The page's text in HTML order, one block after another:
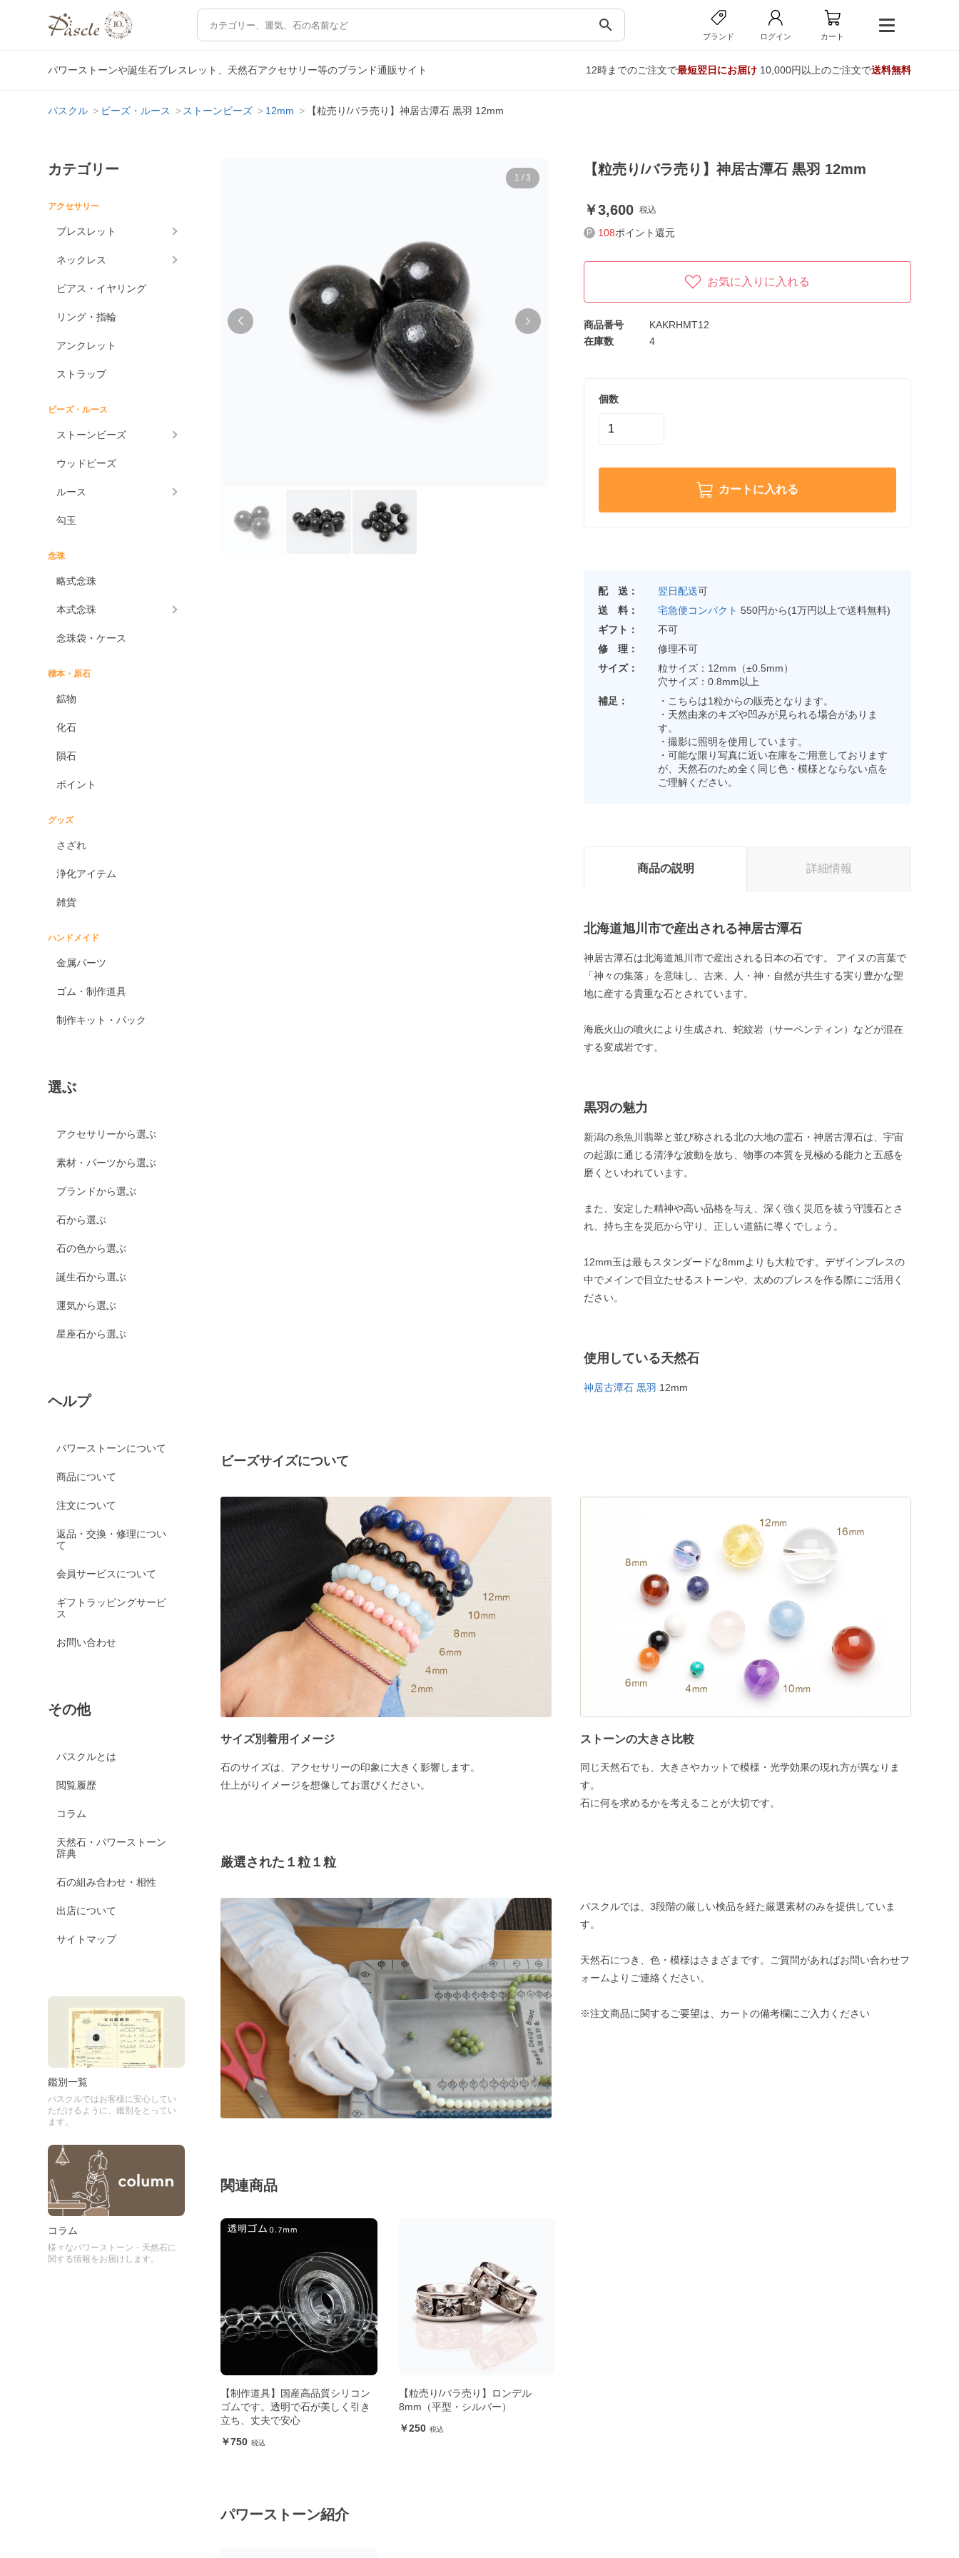
search
ブランド ログイン カート
パワーストーンや誕生石ブレスレット、天然石アクセサリー等のブランド通販サイト 12時までのご注文で最短翌日にお届け10,000円以上のご注文で送料無料
パスクル ビーズ・ルース ストーンビーズ 12mm 【粒売り/バラ売り】神居古潭石 黒羽 12mm
カテゴリー
アクセサリー
ブレスレット
ネックレス
ピアス・イヤリング
リング・指輪
アンクレット
ストラップ
ビーズ・ルース
ストーンビーズ
ウッドビーズ
ルース
勾玉
念珠
略式念珠
本式念珠
念珠袋・ケース
標本・原石
鉱物
化石
隕石
ポイント
グッズ
さざれ
浄化アイテム
雑貨
ハンドメイド
金属パーツ
ゴム・制作道具
制作キット・パック
選ぶ
アクセサリーから選ぶ
素材・パーツから選ぶ
ブランドから選ぶ
石から選ぶ
石の色から選ぶ
誕生石から選ぶ
運気から選ぶ
星座石から選ぶ
ヘルプ
パワーストーンについて
商品について
注文について
返品・交換・修理につい
て
会員サービスについて
ギフトラッピングサービ
ス
お問い合わせ
その他
パスクルとは
閲覧履歴
コラム
天然石・パワーストーン
辞典
石の組み合わせ・相性
出店について
サイトマップ
鑑別一覧
パスクルではお客様に安心してい
ただけるように、鑑別をとってい
ます。
コラム
様々なパワーストーン・天然石に
関する情報をお届けします。
1 / 3
【粒売り/バラ売り】神居古潭石 黒羽 12mm
3,600 税込
108ポイント還元
お気に入りに入れる
商品番号
KAKRHMT12
在庫数
4
個数
カートに入れる
配 送： 翌日配送可
送 料：
宅急便コンパクト 550円から(1万円以上で送料無料)
ギフト：
不可
修 理：
修理不可
サイズ：
粒サイズ：12mm（±0.5mm）
穴サイズ：0.8mm以上
補足：
・こちらは1粒からの販売となります。
・天然由来のキズや凹みが見られる場合がありま
す。
・撮影に照明を使用しています。
・可能な限り写真に近い在庫をご用意しております
が、天然石のため全く同じ色・模様とならない点を
ご理解ください。
商品の説明 詳細情報
北海道旭川市で産出される神居古潭石
神居古潭石は北海道旭川市で産出される日本の石です。 アイヌの言葉で
「神々の集落」を意味し、古来、人・神・自然が共生する実り豊かな聖
地に産する貴重な石とされています。
海底火山の噴火により生成され、蛇紋岩（サーペンティン）などが混在
する変成岩です。
黒羽の魅力
新潟の糸魚川翡翠と並び称される北の大地の霊石・神居古潭石は、宇宙
の起源に通じる清浄な波動を放ち、物事の本質を見極める能力と五感を
磨くといわれています。
また、安定した精神や高い品格を与え、深く強く災厄を祓う守護石とさ
れ、持ち主を災厄から守り、正しい道筋に導くでしょう。
12mm玉は最もスタンダードな8mmよりも大粒です。デザインブレスの
中でメインで目立たせるストーンや、太めのブレスを作る際にご活用く
ださい。
使用している天然石
神居古潭石 黒羽 12mm
ビーズサイズについて
サイズ別着用イメージ
石のサイズは、アクセサリーの印象に大きく影響します。
仕上がりイメージを想像してお選びください。
ストーンの大きさ比較
同じ天然石でも、大きさやカットで模様・光学効果の現れ方が異なりま
す。
石に何を求めるかを考えることが大切です。
厳選された１粒１粒
パスクルでは、3段階の厳しい検品を経た厳選素材のみを提供していま
す。
天然石につき、色・模様はさまざまです。ご質問があればお問い合わせフ
ォームよりご連絡ください。
※注文商品に関するご要望は、カートの備考欄にご入力ください
関連商品
【制作道具】国産高品質シリコン
ゴムです。透明で石が美しく引き
立ち、丈夫で安心
750
【粒売り/バラ売り】ロンデル
8mm（平型・シルバー）
250
パワーストーン紹介